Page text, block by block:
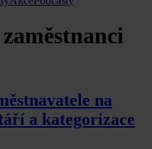
na
a kategorizace